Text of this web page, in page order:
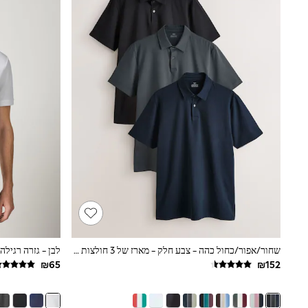
Loungewear
Nightwear & Pyjamas
Pants & Leggings
Occasion & Party
Schoolwear
Sets & Outfits
Shirts & Blouses
Shorts & Skirts
Sportswear
Sweatshirts & Hoodies
Swimwear
Tops & T-shirts
The Pink Edit
Fruit Prints
Flower Girl & Bridesmaid Outfits
Toy Story
THE SET
Shop All Footwear
Boots
שחור/אפור/כחול כהה - צבע חלק - מארז של 3 חולצות פולו ג'רזי בטכנולוגיית Motionflex עם שרוולים קצרים
לבן - גזרה